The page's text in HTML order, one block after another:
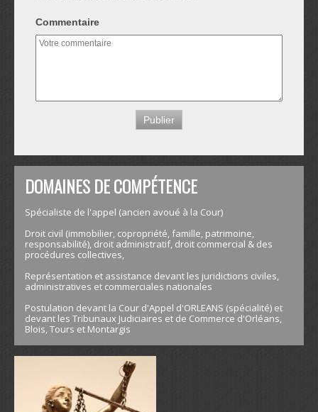
Commentaire
DOMAINES DE COMPÉTENCE
Spécialiste de l'appel (ancien avoué à la Cour)
Droit civil (immobilier, copropriété, famille, patrimoine,
responsabilité), droit administratif, droit commercial & des
procédures collectives,
Représentation et assistance devant les juridictions civiles,
administratives et commerciales nationales
Postulation devant la Cour d'Appel d'ORLEANS (spécialité) et
devant les Tribunaux Judiciaires et de Commerce d'Orléans,
Blois, Tours et Montargis